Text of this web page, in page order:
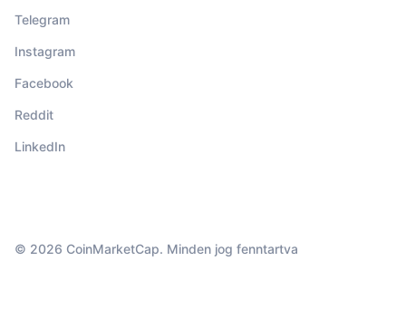
Telegram
Instagram
Facebook
Reddit
LinkedIn
© 2026 CoinMarketCap. Minden jog fenntartva